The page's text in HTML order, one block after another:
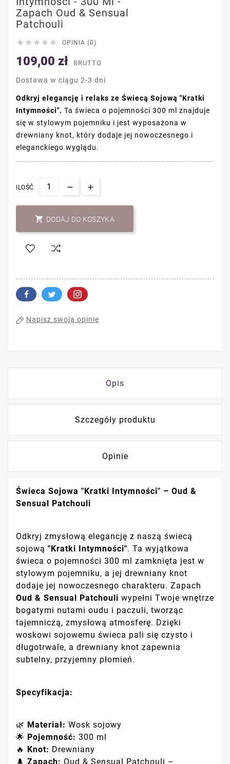
Zapach Oud & Sensual
Patchouli
     OPINIA (0)
109,00 zł BRUTTO
Dostawa w ciągu 2-3 dni
Odkryj elegancję i relaks ze Świecą Sojową "Kratki
Intymności". Ta świeca o pojemności 300 ml znajduje
się w stylowym pojemniku i jest wyposażona w
drewniany knot, który dodaje jej nowoczesnego i
eleganckiego wyglądu.
ILOŚĆ
 DODAJ DO KOSZYKA
Napisz swoją opinię
Opis
Szczegóły produktu
Opinie
Świeca Sojowa "Kratki Intymności" – Oud &
Sensual Patchouli
Odkryj zmysłową elegancję z naszą świecą
sojową "Kratki Intymności". Ta wyjątkowa
świeca o pojemności 300 ml zamknięta jest w
stylowym pojemniku, a jej drewniany knot
dodaje jej nowoczesnego charakteru. Zapach
Oud & Sensual Patchouli wypełni Twoje wnętrze
bogatymi nutami oudu i paczuli, tworząc
tajemniczą, zmysłową atmosferę. Dzięki
woskowi sojowemu świeca pali się czysto i
długotrwale, a drewniany knot zapewnia
subtelny, przyjemny płomień.
Specyfikacja:
🌿 Materiał: Wosk sojowy
🌟 Pojemność: 300 ml
🔥
Knot: Drewniany
🌲 Zapach: Oud & Sensual Patchouli –